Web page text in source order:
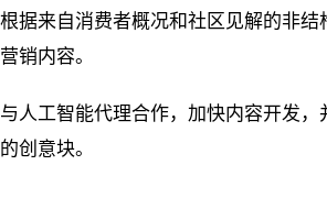
根据来自消费者概况和社区见解的非结
营销内容。
与人工智能代理合作，加快内容开发，
的创意块。